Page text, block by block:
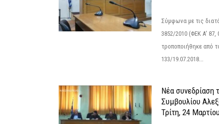
Σύμφωνα με τις
3852/2010 (ΦΕΚ Α’ 87,
τροποποιήθηκε από
133/19.07.2018...
Νέα συνεδρίαση
Συμβουλίου
Τρίτη, 24